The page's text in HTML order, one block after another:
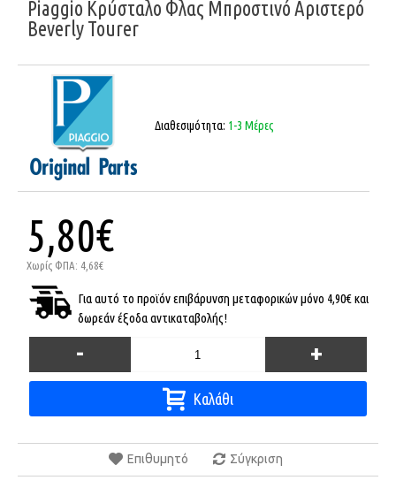
Piaggio Κρύσταλο Φλας Μπροστινό Αριστερό
Beverly Tourer
Διαθεσιμότητα: 1-3 Μέρες
5,80€
Χωρίς ΦΠΑ: 4,68€
Για αυτό το προϊόν επιβάρυνση μεταφορικών μόνο 4,90€ και
δωρεάν έξοδα αντικαταβολής!
- +
Καλάθι
Επιθυμητό Σύγκριση